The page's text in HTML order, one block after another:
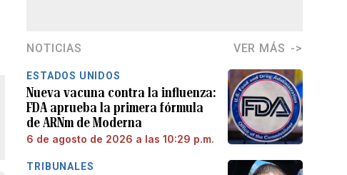
NOTICIAS VER MÁS
ESTADOS UNIDOS
Nueva vacuna contra la influenza:
FDA aprueba la primera fórmula
de ARNm de Moderna
6 de agosto de 2026 a las 10:29 p.m.
TRIBUNALES